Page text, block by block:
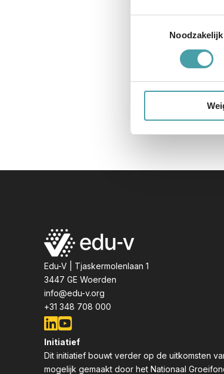
Noodzakelijk
Voor
Denk je al
Baak(
Edu-V | Tjaskermolenlaan 1
3447 GE Woerden
info@edu-v.org
+31 348 708 000
Initiatief
Dit initiatief bouwt verder op de uitkomsten
mogelijk gemaakt door het Nationaal